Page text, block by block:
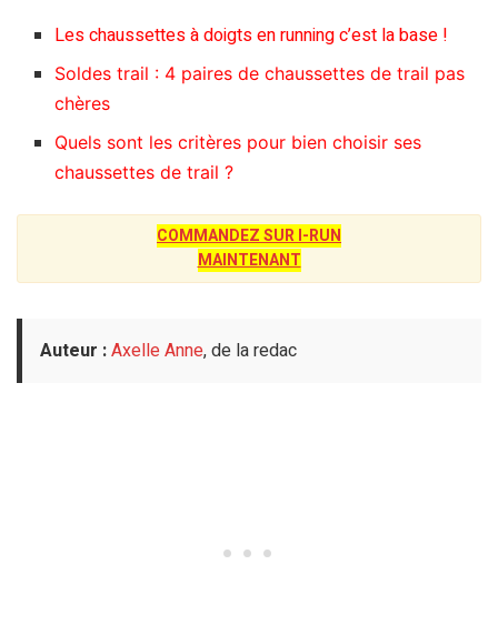
Les chaussettes à doigts en running c’est la base !
Soldes trail : 4 paires de chaussettes de trail pas
chères
Quels sont les critères pour bien choisir ses
chaussettes de trail ?
COMMANDEZ SUR I-RUN
MAINTENANT
Auteur :Axelle Anne, de la redac